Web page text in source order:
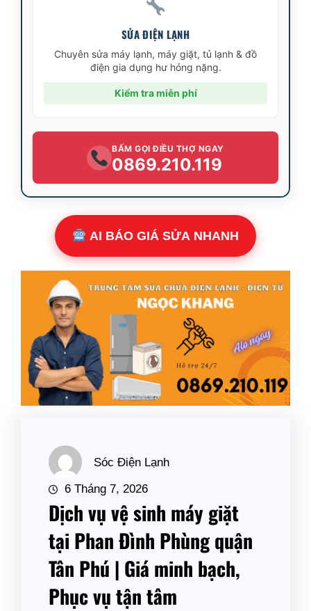
SỬA ĐIỆN LẠNH
Chuyên sửa máy lạnh, máy giặt, tủ lạnh & đồ
điện gia dụng hư hỏng nặng.
Kiểm tra miễn phí
BẤM GỌI ĐIỀU THỢ NGAY
0869.210.119
AI BÁO GIÁ SỬA NHANH
Sóc Điện Lạnh
6 Tháng 7, 2026
Dịch vụ vệ sinh máy giặt
tại Phan Đình Phùng quận
Tân Phú | Giá minh bạch,
Phục vụ tận tâm